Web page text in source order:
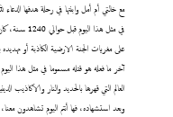
مع خالتي أم أمل وابنتها في رحلة هدفها الدعاء
في مثل هذا
على مغريات الجنة الارضية الكاذبة أو
آخر ما فعله هو قتله مسموما في مثل هذا
العالم التي قهرها بالحديد والنار والاكاذيب
وبعد استشهاده، فها أنتم اليوم تشاهدون